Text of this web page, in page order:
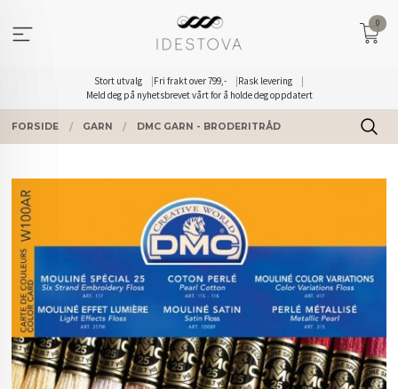
innholdet
Stort utvalg Fri frakt over 799,-
Rask levering
Meld deg på nyhetsbrevet vårt for å holde deg oppdatert
0
FORSIDE GARN DMC GARN - BRODERITRÅD